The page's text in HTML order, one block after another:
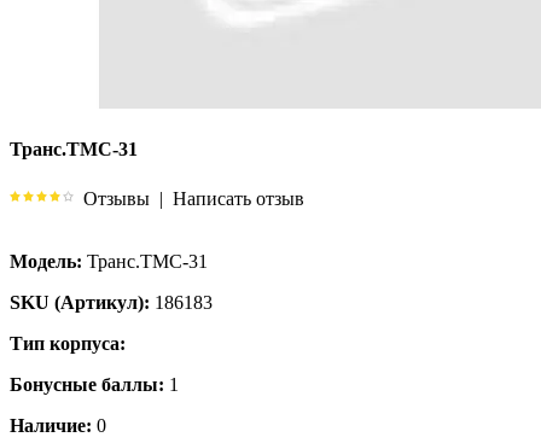
Транс.ТМС-31
Отзывы | Написать отзыв
Модель: Транс.ТМС-31
SKU (Артикул): 186183
Тип корпуса:
Бонусные баллы: 1
Наличие: 0